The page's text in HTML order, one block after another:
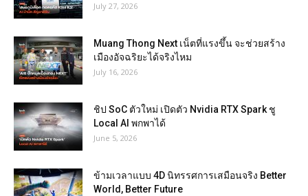
July 27, 2026
Muang Thong Next เน็ตที่แรงขึ้น จะช่วยสร้าง
เมืองอัจฉริยะได้จริงไหม
July 16, 2026
ชิป SoC ตัวใหม่ เปิดตัว Nvidia RTX Spark ชู
Local AI พกพาได้
June 5, 2026
ข้ามเวลาแบบ 4D นิทรรศการเสมือนจริง Better
World, Better Future